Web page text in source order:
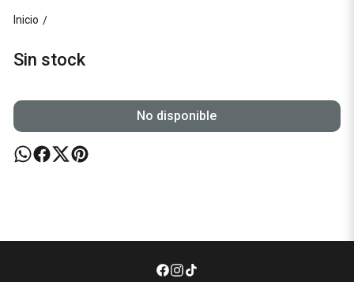
Inicio /
Sin stock
No disponible